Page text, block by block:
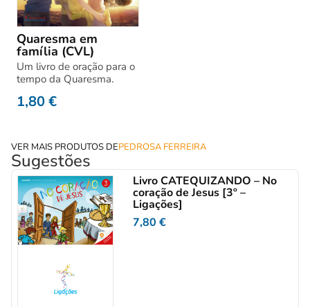
Quaresma em
família (CVL)
Um livro de oração para o
tempo da Quaresma.
1,80€
VER MAIS PRODUTOS DEPEDROSA FERREIRA
Sugestões
Livro CATEQUIZANDO – No
coração de Jesus [3º –
Ligações]
7,80€